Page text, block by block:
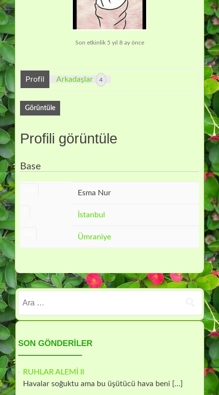
Son etkinlik 5 yıl 8 ay önce
Profil Arkadaşlar 4
Görüntüle
Profili görüntüle
Base
Esma Nur
İstanbul
Ümraniye
SON GÖNDERILER
RUHLAR ALEMİ II
Havalar soğuktu ama bu üşütücü hava beni […]